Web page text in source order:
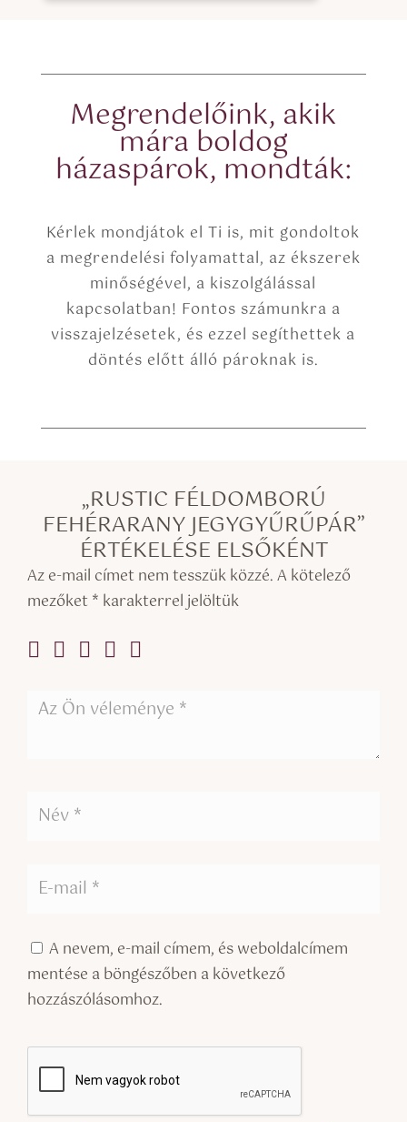
o
*
Megrendelőink, akik
mára boldog
házaspárok, mondták:
Kérlek mondjátok el Ti is, mit gondoltok
a megrendelési folyamattal, az ékszerek
minőségével, a kiszolgálással
kapcsolatban! Fontos számunkra a
visszajelzésetek, és ezzel segíthettek a
döntés előtt álló pároknak is.
„RUSTIC FÉLDOMBORÚ
FEHÉRARANY JEGYGYŰRŰPÁR”
ÉRTÉKELÉSE ELSŐKÉNT
Az e-mail címet nem tesszük közzé.A kötelező
mezőket * karakterrel jelöltük
A nevem, e-mail címem, és weboldalcímem
mentése a böngészőben a következő
hozzászólásomhoz.